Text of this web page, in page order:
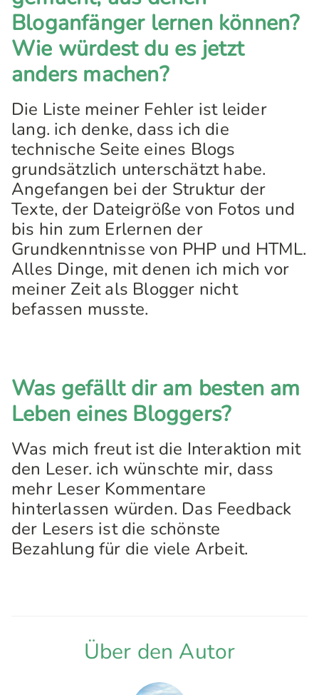
Bloganfänger lernen können?
Wie würdest du es jetzt
anders machen?
Die Liste meiner Fehler ist leider
lang. ich denke, dass ich die
technische Seite eines Blogs
grundsätzlich unterschätzt habe.
Angefangen bei der Struktur der
Texte, der Dateigröße von Fotos und
bis hin zum Erlernen der
Grundkenntnisse von PHP und HTML.
Alles Dinge, mit denen ich mich vor
meiner Zeit als Blogger nicht
befassen musste.
Was gefällt dir am besten am
Leben eines Bloggers?
Was mich freut ist die Interaktion mit
den Leser. ich wünschte mir, dass
mehr Leser Kommentare
hinterlassen würden. Das Feedback
der Lesers ist die schönste
Bezahlung für die viele Arbeit.
Über den Autor